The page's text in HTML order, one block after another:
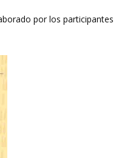
por los participantes